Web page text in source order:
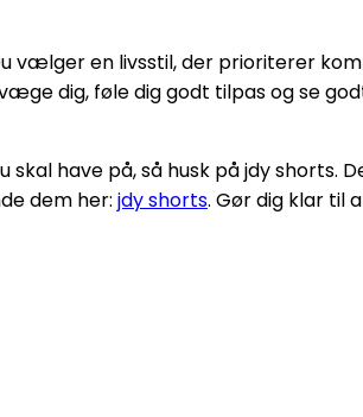
vælger en livsstil, der prioriterer
dig, føle dig godt tilpas og se
have på, så husk på jdy shorts.
dem her: jdy shorts. Gør dig klar til